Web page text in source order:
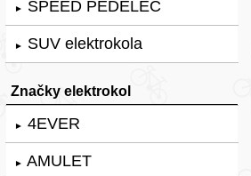
► SPEED PEDELEC
► SUV elektrokola
Značky elektrokol
► 4EVER
► AMULET